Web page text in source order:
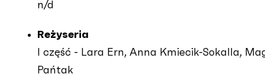
n/d
Reżyseria
I część - Lara Ern, Anna Kmiecik-Sokalla,
Pańtak